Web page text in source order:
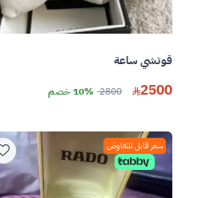
قوتشي ساعة
2500
2800 10% خصم
سعر قابل للتفاوض